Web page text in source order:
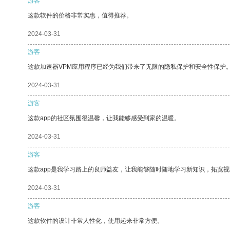
这款软件的价格非常实惠，值得推荐。
2024-03-31
游客
这款加速器VPM应用程序已经为我们带来了无限的隐私保护和安全性保护
2024-03-31
游客
这款app的社区氛围很温馨，让我能够感受到家的温暖。
2024-03-31
游客
这款app是我学习路上的良师益友，让我能够随时随地学习新知识，拓宽
2024-03-31
游客
这款软件的设计非常人性化，使用起来非常方便。